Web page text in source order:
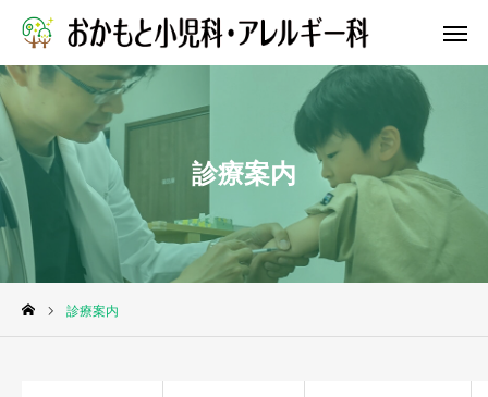
診療案内
診療案内
院長ブログ 公式X
依頼 アクセス
リンク集